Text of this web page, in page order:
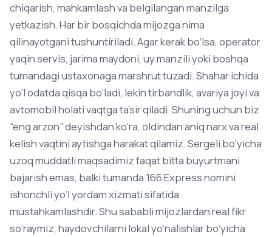
chiqarish, mahkamlash va belgilangan manzilga
yetkazish. Har bir bosqichda mijozga nima
qilinayotgani tushuntiriladi. Agar kerak bo‘lsa, operator
yaqin servis, jarima maydoni, uy manzili yoki boshqa
tumandagi ustaxonaga marshrut tuzadi. Shahar ichida
yo‘l odatda qisqa bo‘ladi, lekin tirbandlik, avariya joyi va
avtomobil holati vaqtga ta’sir qiladi. Shuning uchun biz
“eng arzon” deyishdan ko‘ra, oldindan aniq narx va real
kelish vaqtini aytishga harakat qilamiz. Sergeli bo‘yicha
uzoq muddatli maqsadimiz faqat bitta buyurtmani
bajarish emas, balki tumanda 166 Express nomini
ishonchli yo‘l yordam xizmati sifatida
mustahkamlashdir. Shu sababli mijozlardan real fikr
so‘raymiz, haydovchilarni lokal yo‘nalishlar bo‘yicha